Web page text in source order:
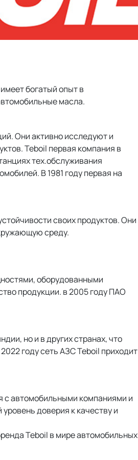
богатый опыт в
масла.
Они активно исследуют и
Teboil первая компания в
тех.обслуживания
В 1981 году первая на
своих продуктов. Они
среду.
оборудованными
продукции. в 2005 году ПАО
но и в других странах, что
году сеть АЗС Teboil приходит
с автомобильными компаниями и
доверия к качеству и
Teboil в мире автомобильных